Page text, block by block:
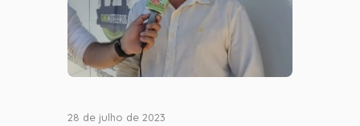
28 de julho de 2023